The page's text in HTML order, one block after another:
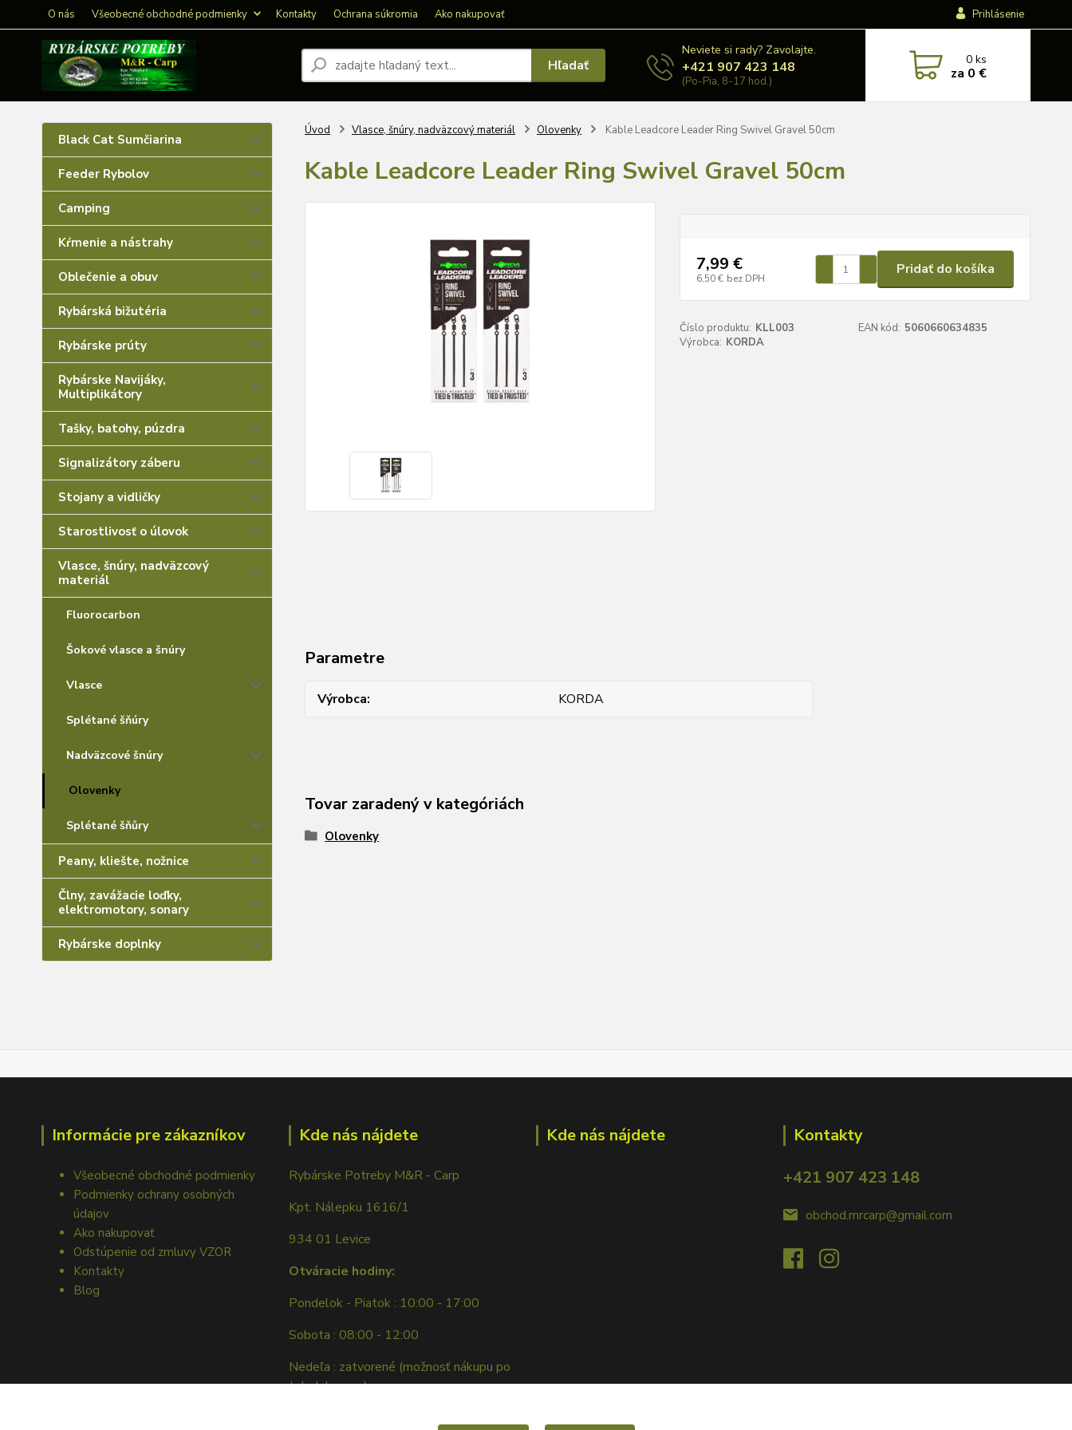
O nás Všeobecné obchodné podmienky Kontakty Ochrana súkromia Ako nakupovať Prihlásenie
Hľadať
Neviete si rady? Zavolajte.
+421 907 423 148
(Po-Pia, 8-17 hod.)
0ks
za 0 €
Black Cat Sumčiarina
Feeder Rybolov
Camping
Kŕmenie a nástrahy
Oblečenie a obuv
Rybárská bižutéria
Rybárske prúty
Rybárske Navijáky,
Multiplikátory
Tašky, batohy, púzdra
Signalizátory záberu
Stojany a vidličky
Starostlivosť o úlovok
Vlasce, šnúry, nadväzcový
materiál
Fluorocarbon
Šokové vlasce a šnúry
Vlasce
Splétané šňúry
Nadväzcové šnúry
Olovenky
Splétané šňůry
Peany, kliešte, nožnice
Člny, zavážacie loďky,
elektromotory, sonary
Rybárske doplnky
Úvod Vlasce, šnúry, nadväzcový materiál Olovenky Kable Leadcore Leader Ring Swivel Gravel 50cm
Kable Leadcore Leader Ring Swivel Gravel 50cm
7,99 €
6,50 € bez DPH
Pridať do košíka
Číslo produktu: KLL003 EAN kód: 5060660634835
Výrobca: KORDA
Parametre
Výrobca KORDA
Tovar zaradený v kategóriách
Olovenky
Informácie pre zákazníkov
Všeobecné obchodné podmienky
Podmienky ochrany osobných
údajov
Ako nakupovať
Odstúpenie od zmluvy VZOR
Kontakty
Blog
Kde nás nájdete
Rybárske Potreby M&R - Carp
Kpt. Nálepku 1616/1
934 01 Levice
Otváracie hodiny:
Pondelok - Piatok : 10:00 - 17:00
Sobota : 08:00 - 12:00
Nedeľa : zatvorené (možnosť nákupu po
tel. dohovore)
Kde nás nájdete
Kontakty
+421 907 423 148
obchod.mrcarp@gmail.com